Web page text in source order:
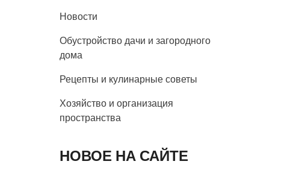
Новости
Обустройство дачи и загородного
дома
Рецепты и кулинарные советы
Хозяйство и организация
пространства
НОВОЕ НА САЙТЕ